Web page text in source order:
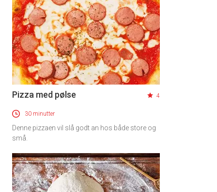
Pizza med pølse 4
30 minutter
Denne pizzaen vil slå godt an hos både store og
små.